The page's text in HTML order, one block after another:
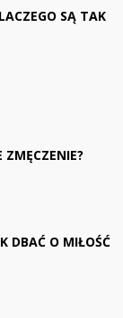
SĄ TAK
ZMĘCZENIE?
DBAĆ O MIŁOŚĆ